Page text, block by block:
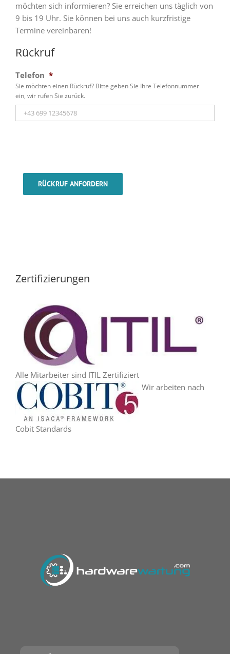
möchten sich informieren? Sie erreichen uns täglich von
9 bis 19 Uhr. Sie können bei uns auch kurzfristige
Termine vereinbaren!
Rückruf
Telefon *
Sie möchten einen Rückruf? Bitte geben Sie Ihre Telefonnummer
ein, wir rufen Sie zurück.
RÜCKRUF ANFORDERN
Zertifizierungen
Alle Mitarbeiter sind ITIL Zertifiziert
Wir arbeiten nach
Cobit Standards